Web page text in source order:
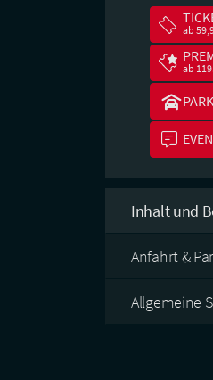
ab
ab
Inhalt und
Anfahrt &
Allgemeine